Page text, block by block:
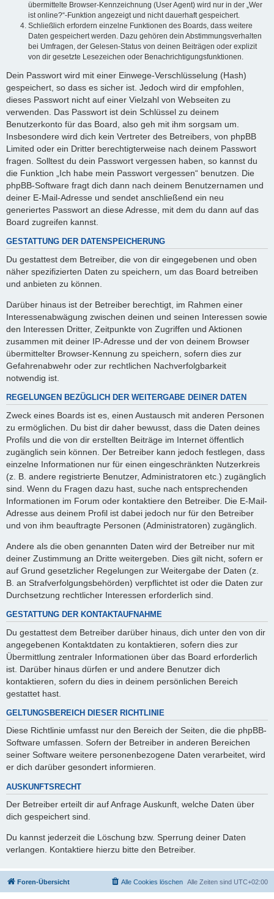
übermittelte Browser-Kennzeichnung (User Agent) wird nur in der „Wer
ist online?“-Funktion angezeigt und nicht dauerhaft gespeichert.
Schließlich erfordern einzelne Funktionen des Boards, dass weitere
Daten gespeichert werden. Dazu gehören dein Abstimmungsverhalten
bei Umfragen, der Gelesen-Status von deinen Beiträgen oder explizit
von dir gesetzte Lesezeichen oder Benachrichtigungsfunktionen.
Dein Passwort wird mit einer Einwege-Verschlüsselung (Hash)
gespeichert, so dass es sicher ist. Jedoch wird dir empfohlen,
dieses Passwort nicht auf einer Vielzahl von Webseiten zu
verwenden. Das Passwort ist dein Schlüssel zu deinem
Benutzerkonto für das Board, also geh mit ihm sorgsam um.
Insbesondere wird dich kein Vertreter des Betreibers, von phpBB
Limited oder ein Dritter berechtigterweise nach deinem Passwort
fragen. Solltest du dein Passwort vergessen haben, so kannst du
die Funktion „Ich habe mein Passwort vergessen“ benutzen. Die
phpBB-Software fragt dich dann nach deinem Benutzernamen und
deiner E-Mail-Adresse und sendet anschließend ein neu
generiertes Passwort an diese Adresse, mit dem du dann auf das
Board zugreifen kannst.
GESTATTUNG DER DATENSPEICHERUNG
Du gestattest dem Betreiber, die von dir eingegebenen und oben
näher spezifizierten Daten zu speichern, um das Board betreiben
und anbieten zu können.
Darüber hinaus ist der Betreiber berechtigt, im Rahmen einer
Interessenabwägung zwischen deinen und seinen Interessen sowie
den Interessen Dritter, Zeitpunkte von Zugriffen und Aktionen
zusammen mit deiner IP-Adresse und der von deinem Browser
übermittelter Browser-Kennung zu speichern, sofern dies zur
Gefahrenabwehr oder zur rechtlichen Nachverfolgbarkeit
notwendig ist.
REGELUNGEN BEZÜGLICH DER WEITERGABE DEINER DATEN
Zweck eines Boards ist es, einen Austausch mit anderen Personen
zu ermöglichen. Du bist dir daher bewusst, dass die Daten deines
Profils und die von dir erstellten Beiträge im Internet öffentlich
zugänglich sein können. Der Betreiber kann jedoch festlegen, dass
einzelne Informationen nur für einen eingeschränkten Nutzerkreis
(z. B. andere registrierte Benutzer, Administratoren etc.) zugänglich
sind. Wenn du Fragen dazu hast, suche nach entsprechenden
Informationen im Forum oder kontaktiere den Betreiber. Die E-Mail-
Adresse aus deinem Profil ist dabei jedoch nur für den Betreiber
und von ihm beauftragte Personen (Administratoren) zugänglich.
Andere als die oben genannten Daten wird der Betreiber nur mit
deiner Zustimmung an Dritte weitergeben. Dies gilt nicht, sofern er
auf Grund gesetzlicher Regelungen zur Weitergabe der Daten (z.
B. an Strafverfolgungsbehörden) verpflichtet ist oder die Daten zur
Durchsetzung rechtlicher Interessen erforderlich sind.
GESTATTUNG DER KONTAKTAUFNAHME
Du gestattest dem Betreiber darüber hinaus, dich unter den von dir
angegebenen Kontaktdaten zu kontaktieren, sofern dies zur
Übermittlung zentraler Informationen über das Board erforderlich
ist. Darüber hinaus dürfen er und andere Benutzer dich
kontaktieren, sofern du dies in deinem persönlichen Bereich
gestattet hast.
GELTUNGSBEREICH DIESER RICHTLINIE
Diese Richtlinie umfasst nur den Bereich der Seiten, die die phpBB-
Software umfassen. Sofern der Betreiber in anderen Bereichen
seiner Software weitere personenbezogene Daten verarbeitet, wird
er dich darüber gesondert informieren.
AUSKUNFTSRECHT
Der Betreiber erteilt dir auf Anfrage Auskunft, welche Daten über
dich gespeichert sind.
Du kannst jederzeit die Löschung bzw. Sperrung deiner Daten
verlangen. Kontaktiere hierzu bitte den Betreiber.
Foren-Übersicht Alle Zeiten sind UTC+02:00
Alle Cookies löschen